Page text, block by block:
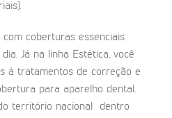
coberturas essenciais
Já na linha Estética, você
à tratamentos de correção e
para aparelho dental.
território nacional dentro